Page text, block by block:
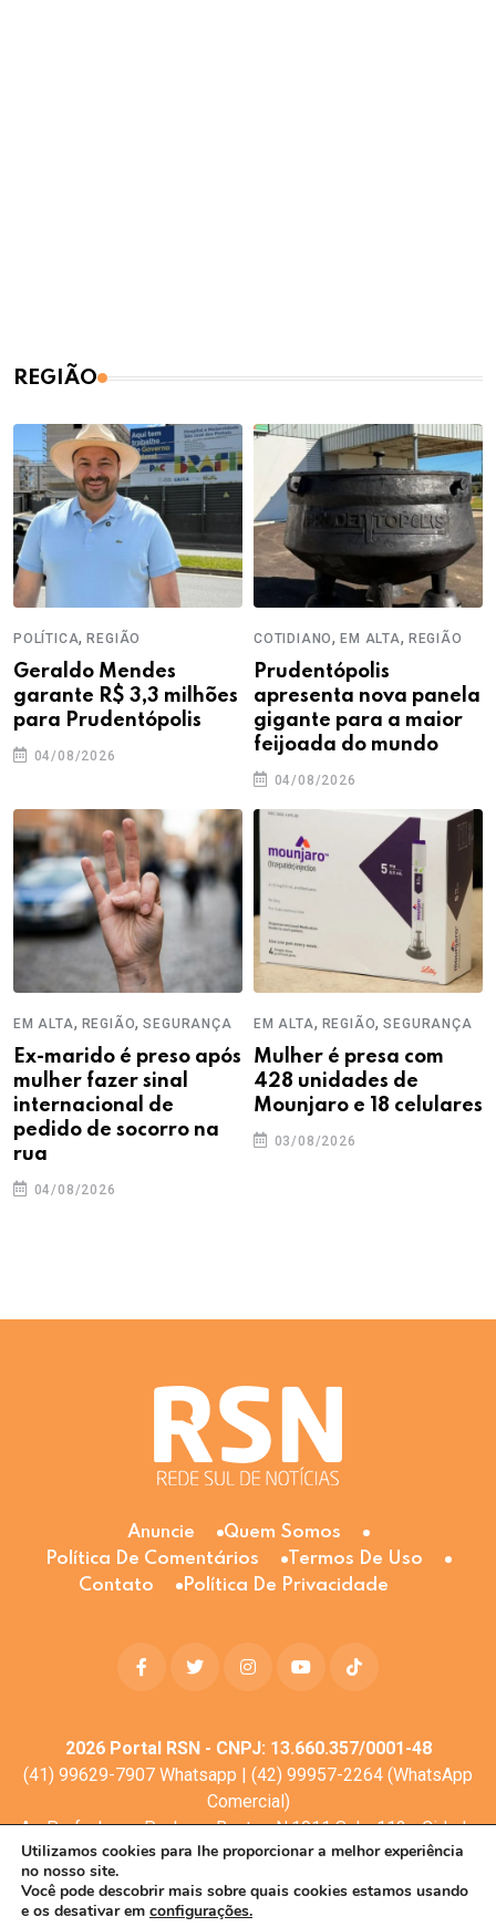
REGIÃO
POLÍTICA,REGIÃO
Geraldo Mendes
garante R$ 3,3 milhões
para Prudentópolis
04/08/2026
COTIDIANO,EM ALTA, REGIÃO
Prudentópolis
apresenta nova panela
gigante para a maior
feijoada do mundo
04/08/2026
EM ALTA, REGIÃO,SEGURANÇA
Ex-marido é preso após
mulher fazer sinal
internacional de
pedido de socorro na
rua
04/08/2026
EM ALTA, REGIÃO,SEGURANÇA
Mulher é presa com
428 unidades de
Mounjaro e 18 celulares
03/08/2026
Anuncie
Quem Somos
Política De Comentários
Termos De Uso
Contato
Política De Privacidade
2026Portal RSN - CNPJ: 13.660.357/0001-48
(41) 99629-7907 Whatsapp | (42) 99957-2264 (WhatsApp
Comercial)
Av. Profa. Laura Pacheco Bastos N:1011 Sala: 112 - Cidade
dos Lagos, Guarapuava - PR, 85053-525
© Todos os direitos reservados
Utilizamos cookies para lhe proporcionar a melhor experiência
no nosso site.
Você pode descobrir mais sobre quais cookies estamos usando
e os desativar em configurações.